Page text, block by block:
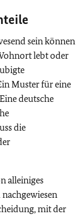
sein können
lebt oder
Muster für eine
deutsche
die
alleiniges
mit der